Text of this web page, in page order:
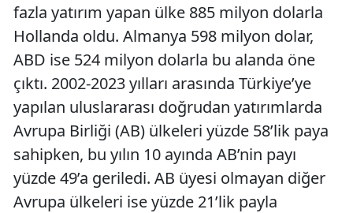
fazla yatırım yapan ülke 885 milyon dolarla
Hollanda oldu. Almanya 598 milyon dolar,
ABD ise 524 milyon dolarla bu alanda öne
çıktı. 2002-2023 yılları arasında Türkiye’ye
yapılan uluslararası doğrudan yatırımlarda
Avrupa Birliği (AB) ülkeleri yüzde 58’lik paya
sahipken, bu yılın 10 ayında AB’nin payı
yüzde 49’a geriledi. AB üyesi olmayan diğer
Avrupa ülkeleri ise yüzde 21’lik payla